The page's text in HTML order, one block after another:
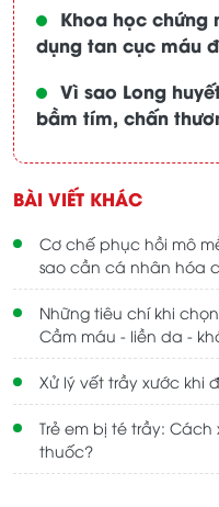
Khoa học chứng
dụng tan cục máu
Vì sao Long
bầm tím, chấn
BÀI VIẾT KHÁC
Cơ chế phục hồi mô
sao cần cá nhân hóa
Những tiêu chí khi
Cầm máu - liền da -
Xử lý vết trầy xước khi
Trẻ em bị té trầy:
thuốc?